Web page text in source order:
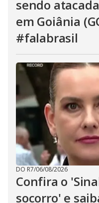
sendo
em Goiânia
#falabrasil
DO R7/06/08/2026
Confira o
socorro' e